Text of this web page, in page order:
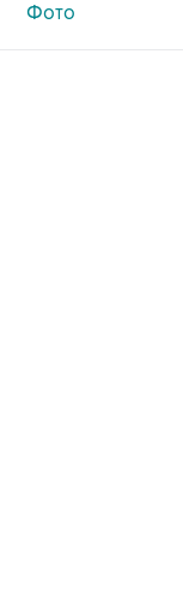
Фото